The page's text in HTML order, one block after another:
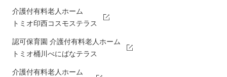
介護付有料老人ホーム
トミオ印西コスモステラス
認可保育園 介護付有料老人ホーム
トミオ桶川べにばなテラス
介護付有料老人ホーム